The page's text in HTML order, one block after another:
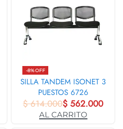
-8% OFF
SILLA TANDEM ISONET 3
PUESTOS 6726
$614.000$ 562.000
AL CARRITO